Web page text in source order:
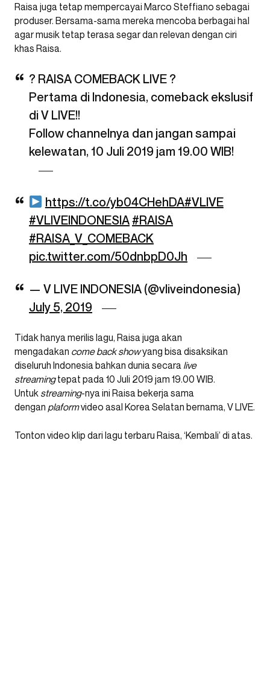
Raisa juga tetap mempercayai Marco Steffiano sebagai
produser. Bersama-sama mereka mencoba berbagai hal
agar musik tetap terasa segar dan relevan dengan ciri
khas Raisa.
? RAISA COMEBACK LIVE ?
Pertama di Indonesia, comeback ekslusif
di V LIVE!!
Follow channelnya dan jangan sampai
kelewatan, 10 Juli 2019 jam 19.00 WIB!
https://t.co/yb04CHehDA#VLIVE
#VLIVEINDONESIA#RAISA
#RAISA_V_COMEBACK
pic.twitter.com/50dnbpD0Jh
— V LIVE INDONESIA (@vliveindonesia)
July 5, 2019
Tidak hanya merilis lagu, Raisa juga akan
mengadakan come back showyang bisa disaksikan
diseluruh Indonesia bahkan dunia secara live
streamingtepat pada 10 Juli 2019 jam 19.00 WIB.
Untuk streaming-nya ini Raisa bekerja sama
dengan plaformvideo asal Korea Selatan bernama, V LIVE.
Tonton video klip dari lagu terbaru Raisa, ‘Kembali’ di atas.